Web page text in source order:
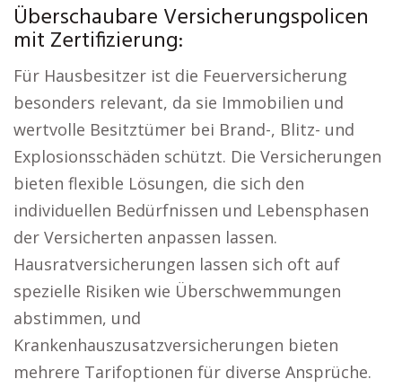
Überschaubare Versicherungspolicen
mit Zertifizierung:
Für Hausbesitzer ist die Feuerversicherung
besonders relevant, da sie Immobilien und
wertvolle Besitztümer bei Brand-, Blitz- und
Explosionsschäden schützt. Die Versicherungen
bieten flexible Lösungen, die sich den
individuellen Bedürfnissen und Lebensphasen
der Versicherten anpassen lassen.
Hausratversicherungen lassen sich oft auf
spezielle Risiken wie Überschwemmungen
abstimmen, und
Krankenhauszusatzversicherungen bieten
mehrere Tarifoptionen für diverse Ansprüche.